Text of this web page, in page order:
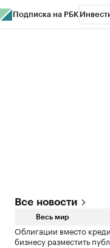
Подписка на РБК
Все новости
Весь мир
Облигации вместо
бизнесу разместить